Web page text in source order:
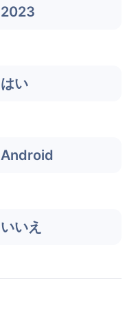
2023
はい
Android
いいえ